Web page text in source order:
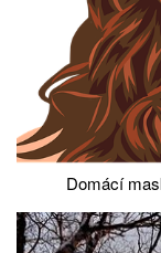
Domácí